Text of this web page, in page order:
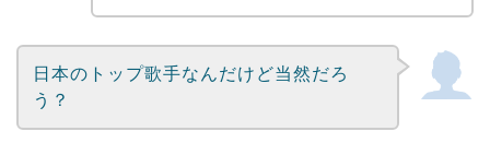
日本のトップ歌手なんだけど当然だろ
う？